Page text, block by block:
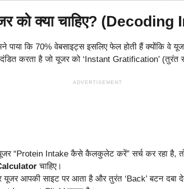
को क्या चाहिए? (Decoding
पाया कि 70% वेबसाइट्स इसलिए फेल होती हैं क्योंकि
करता है जो यूजर को ‘Instant Gratification’ (तुरंत
ADVERTISEMENT
“Protein Intake कैसे कैलकुलेट करें” सर्च कर रहा है,
चाहिए।
यूजर आपकी साइट पर आता है और तुरंत ‘Back’ बटन दबा